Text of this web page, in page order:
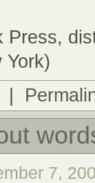
Press,
York)
|
7,